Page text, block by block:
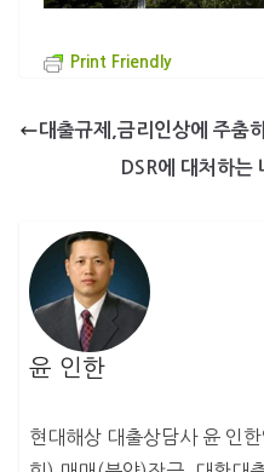
Print Friendly
대출규제,금리인상에 주춤
DSR에 대처하는
윤 인한
현대해상 대출상담사 윤 인